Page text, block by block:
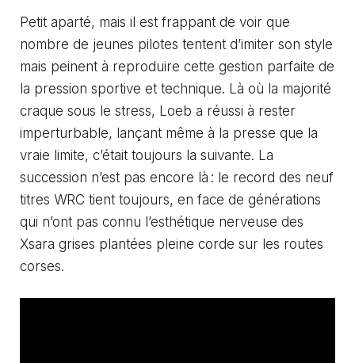
Petit aparté, mais il est frappant de voir que
nombre de jeunes pilotes tentent d’imiter son style
mais peinent à reproduire cette gestion parfaite de
la pression sportive et technique. Là où la majorité
craque sous le stress, Loeb a réussi à rester
imperturbable, lançant même à la presse que la
vraie limite, c’était toujours la suivante. La
succession n’est pas encore là : le record des neuf
titres WRC tient toujours, en face de générations
qui n’ont pas connu l’esthétique nerveuse des
Xsara grises plantées pleine corde sur les routes
corses.